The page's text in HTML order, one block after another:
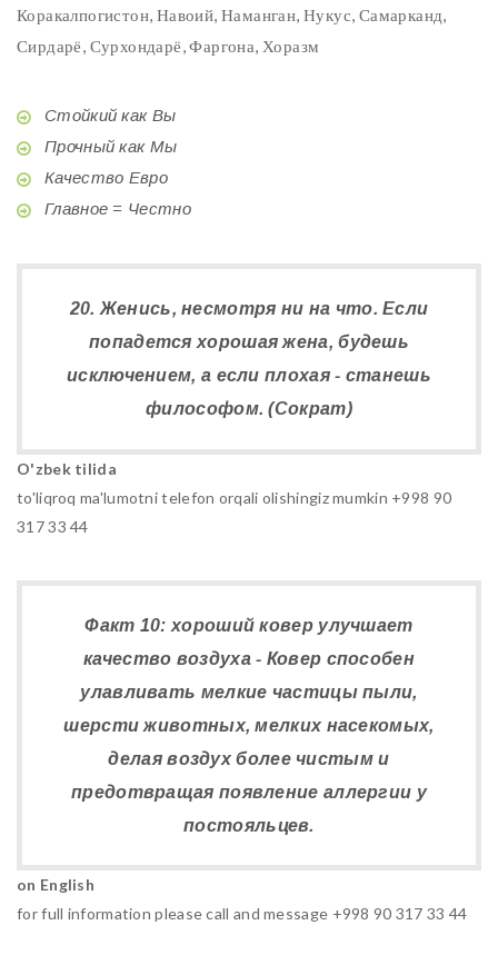
Коракалпогистон, Навоий, Наманган, Нукус, Самарканд,
Сирдарё, Сурхондарё, Фаргона, Хоразм
Стойкий как Вы
Прочный как Мы
Качество Евро
Главное = Честно
20. Женись, несмотря ни на что. Если
попадется хорошая жена, будешь
исключением, а если плохая - станешь
философом. (Сократ)
O'zbek tilida
to'liqroq ma'lumotni telefon orqali olishingiz mumkin +998 90
317 33 44
Факт 10: хороший ковер улучшает
качество воздуха - Ковер способен
улавливать мелкие частицы пыли,
шерсти животных, мелких насекомых,
делая воздух более чистым и
предотвращая появление аллергии у
постояльцев.
on English
for full information please call and message +998 90 317 33 44